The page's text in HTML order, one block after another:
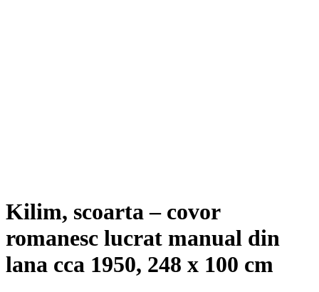
Kilim, scoarta – covor
romanesc lucrat manual din
lana cca 1950, 248 x 100 cm